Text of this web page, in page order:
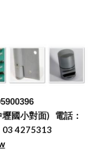
國小對面) 電話：
4275313